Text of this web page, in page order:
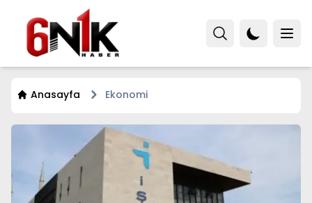
Anasayfa Ekonomi